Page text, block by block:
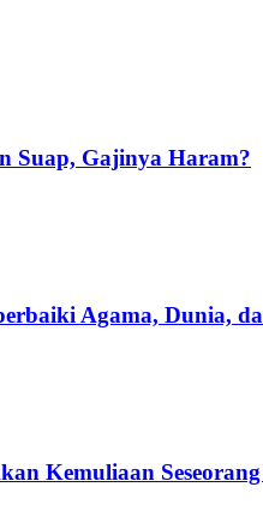
Suap, Gajinya Haram?
Agama, Dunia,
Kemuliaan